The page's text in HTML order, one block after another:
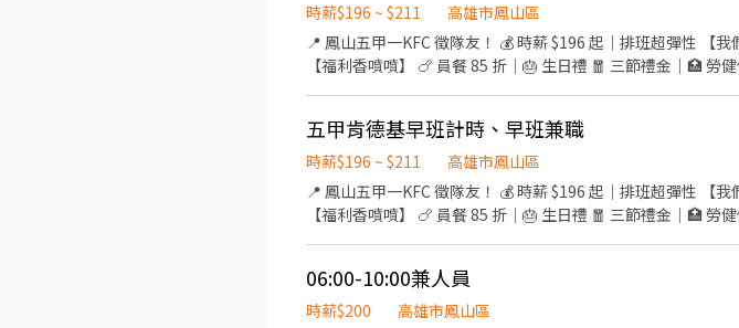
時薪$196 ~ $211
高雄市鳳山區
📍 鳳山五甲一KFC 徵隊友！ 💰 時薪 $196 起｜排班超彈性 【我們在找這樣的你】
【福利香噴噴】 🍗 員餐 85 折｜🎂 生日禮 🧧 三節禮金｜🏥
五甲肯德基早班計時、早班兼職
時薪$196 ~ $211
高雄市鳳山區
📍 鳳山五甲一KFC 徵隊友！ 💰 時薪 $196 起｜排班超彈性 【我們在找這樣的你】
【福利香噴噴】 🍗 員餐 85 折｜🎂 生日禮 🧧 三節禮金｜🏥
06:00-10:00兼人員
時薪$200
高雄市鳳山區